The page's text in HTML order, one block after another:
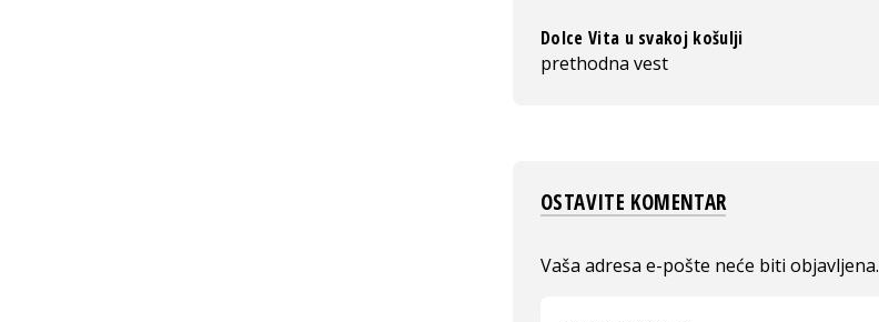
Dolce Vita u svakoj košulji
prethodna vest
OSTAVITE KOMENTAR
Vaša adresa e-pošte neće biti objavljena.